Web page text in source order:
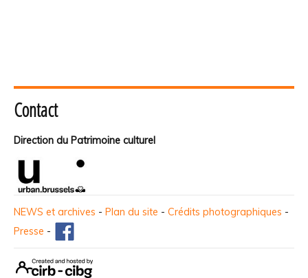
Contact
Direction du Patrimoine culturel
NEWS et archives - Plan du site - Crédits photographiques -
Presse -